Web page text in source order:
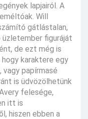
lapjairól. A
Will
gátlástalan,
üzletember figuráját
de ezt még is
karaktere egy
papírmasé
is üdvözölhetünk
felesége,
itt is
hiszen ebben a